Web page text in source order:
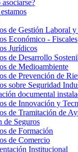
de Gestión Laboral
Económico - Fiscales
Jurídicos
de Desarrollo
de Medioambiente
de Prevención de
sobre Seguridad
documental
de Innovación y
de Tramitación de
de Seguros
de Formación
de Comercio
Institucional